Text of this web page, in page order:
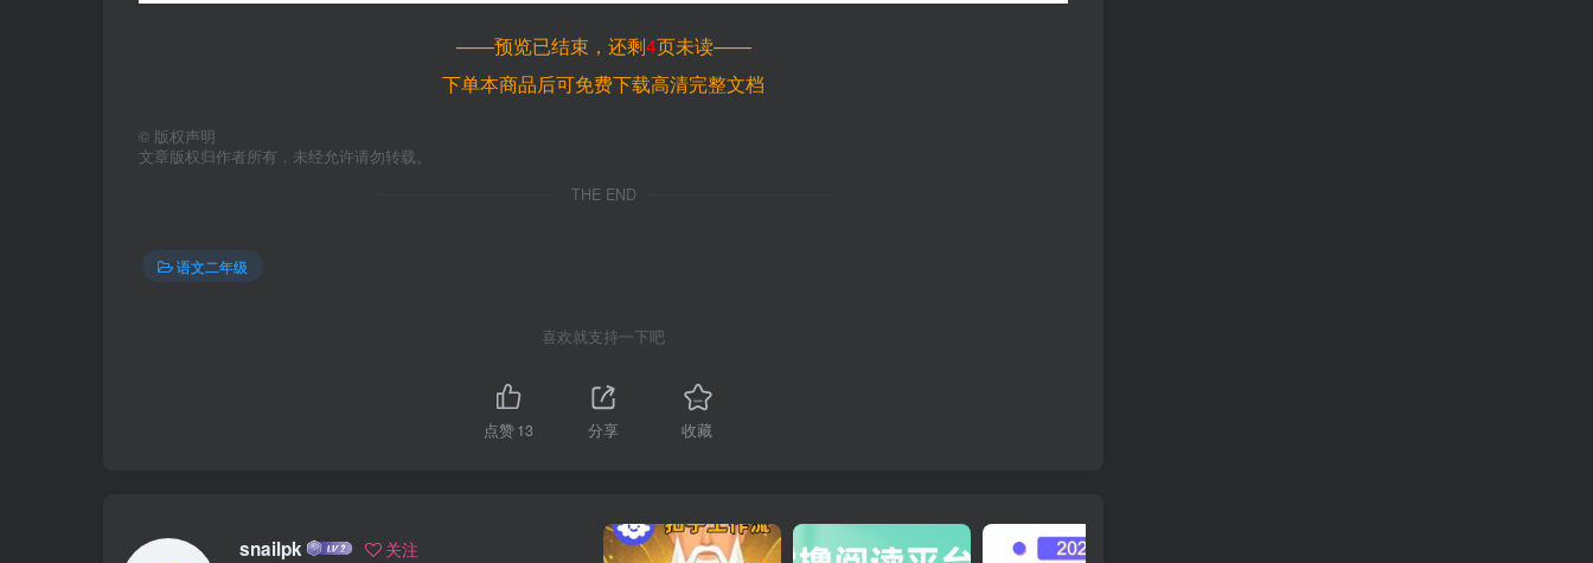
——预览已结束，还剩4页未读——
下单本商品后可免费下载高清完整文档
© 版权声明
文章版权归作者所有，未经允许请勿转载。
THE END
语文二年级
喜欢就支持一下吧
点赞13 分享 收藏
snailpk 关注